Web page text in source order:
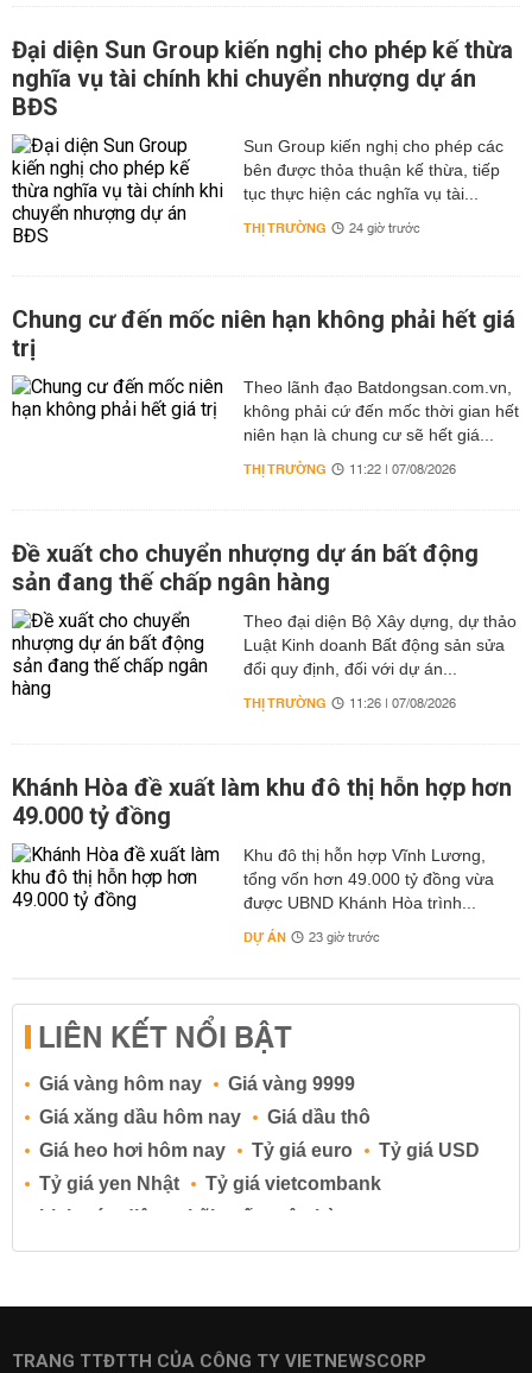
Đại diện Sun Group kiến nghị cho phép kế thừa
nghĩa vụ tài chính khi chuyển nhượng dự án
BĐS
Sun Group kiến nghị cho phép các
bên được thỏa thuận kế thừa, tiếp
tục thực hiện các nghĩa vụ tài...
THỊ TRƯỜNG 24 giờ trước
Chung cư đến mốc niên hạn không phải hết giá
trị
Theo lãnh đạo Batdongsan.com.vn,
không phải cứ đến mốc thời gian hết
niên hạn là chung cư sẽ hết giá...
THỊ TRƯỜNG 11:22 | 07/08/2026
Đề xuất cho chuyển nhượng dự án bất động
sản đang thế chấp ngân hàng
Theo đại diện Bộ Xây dựng, dự thảo
Luật Kinh doanh Bất động sản sửa
đổi quy định, đối với dự án...
THỊ TRƯỜNG 11:26 | 07/08/2026
Khánh Hòa đề xuất làm khu đô thị hỗn hợp hơn
49.000 tỷ đồng
Khu đô thị hỗn hợp Vĩnh Lương,
tổng vốn hơn 49.000 tỷ đồng vừa
được UBND Khánh Hòa trình...
DỰ ÁN 23 giờ trước
LIÊN KẾT NỔI BẬT
Giá vàng hôm nay
Giá vàng 9999
Giá xăng dầu hôm nay
Giá dầu thô
Giá heo hơi hôm nay
Tỷ giá euro
Tỷ giá USD
Tỷ giá yen Nhật
Tỷ giá vietcombank
Lịch cúp điện
Lãi suất ngân hàng
Lãi suất tiết kiệm
Lãi suất tiền gửi
Lãi suất ngân hàng BIDV
TRANG TTĐTTH CỦA CÔNG TY VIETNEWSCORP